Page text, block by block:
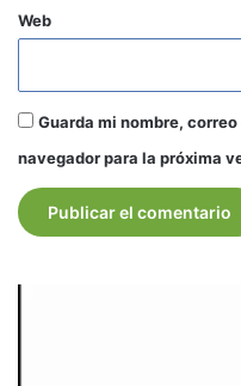
Web
Guarda mi nombre,
navegador para la próxima